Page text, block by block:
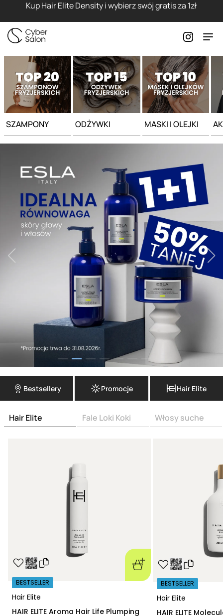
Kup Hair Elite Density i wybierz swój gratis za 1zł
SZAMPONY ODŻYWKI MASKI I OLEJKI
Bestsellery Promocje Hair Elite
Hair Elite Fale Loki Koki Włosy suche
Hair Elite
BESTSELLER
HAIR ELITE Aroma Hair Life Plumping
Hair Elite
BESTSELLER
HAIR ELITE
Strona główna - Cyber Salon